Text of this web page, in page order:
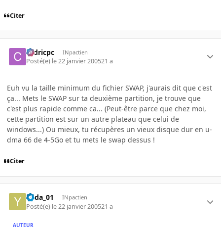
Citer
cedricpc INpactien
Posté(e) le 22 janvier 200521 a
Euh vu la taille minimum du fichier SWAP, j'aurais dit que c'est
ça... Mets le SWAP sur ta deuxième partition, je trouve que
c'est plus rapide comme ca... (Peut-être parce que chez moi,
cette partition est sur un autre plateau que celui de
windows...) Ou mieux, tu récupères un vieux disque dur en u-
dma 66 de 4-5Go et tu mets le swap dessus !
Citer
Yoda_01 INpactien
Posté(e) le 22 janvier 200521 a
AUTEUR